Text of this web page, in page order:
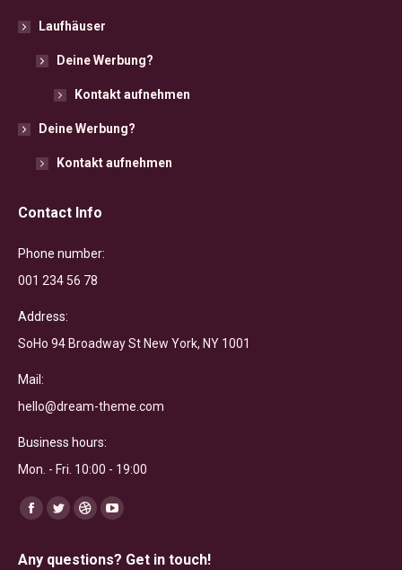
Laufhäuser
Deine Werbung?
Kontakt aufnehmen
Deine Werbung?
Kontakt aufnehmen
Contact Info
Phone number:
001 234 56 78
Address:
SoHo 94 Broadway St New York, NY 1001
Mail:
hello@dream-theme.com
Business hours:
Mon. - Fri. 10:00 - 19:00
Finden Sie uns auf:
Facebook
opens
Twitter
opens
Dribbble
opens
YouTube
opens
Any questions? Get in touch!